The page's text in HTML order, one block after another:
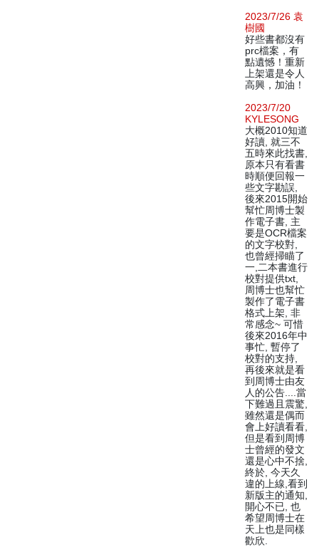
2023/7/26 袁
樹國
好些書都沒有
prc檔案，有
點遺憾！重新
上架還是令人
高興，加油！
2023/7/20
KYLESONG
大概2010知道
好讀, 就三不
五時來此找書,
原本只有看書
時順便回報一
些文字勘誤,
後來2015開始
幫忙周博士製
作電子書, 主
要是OCR檔案
的文字校對,
也曾經掃瞄了
一,二本書進行
校對提供txt,
周博士也幫忙
製作了電子書
格式上架, 非
常感念~ 可惜
後來2016年中
事忙, 暫停了
校對的支持,
再後來就是看
到周博士由友
人的公告....當
下難過且震驚,
雖然還是偶而
會上好讀看看,
但是看到周博
士曾經的發文
還是心中不捨,
終於, 今天久
違的上線,看到
新版主的通知,
開心不已, 也
希望周博士在
天上也是同樣
歡欣.